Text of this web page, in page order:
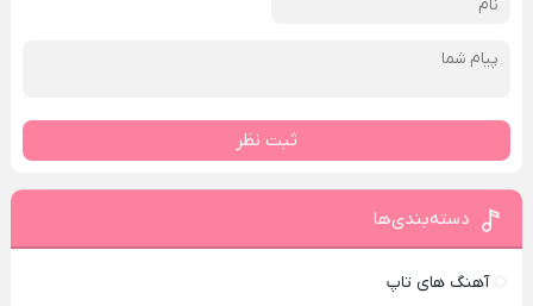
ثبت نظر
دسته‌بندی‌ها
آهنگ های تاپ